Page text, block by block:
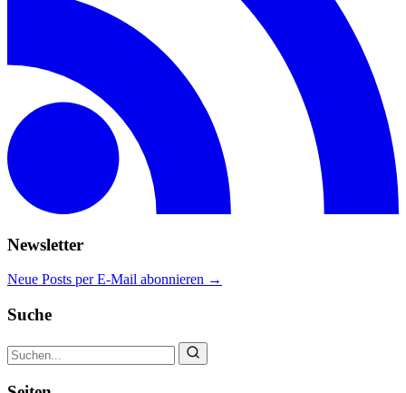
Newsletter
Neue Posts per E-Mail abonnieren →
Suche